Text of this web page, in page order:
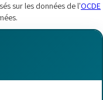
sur les données de l'OCDE